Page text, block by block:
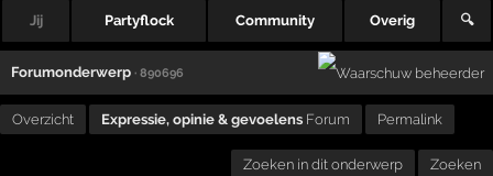
Jij Partyflock Community Overig 🔍
Forumonderwerp · 890696
Overzicht Expressie, opinie & gevoelens Forum Permalink
Zoeken in dit onderwerp Zoeken